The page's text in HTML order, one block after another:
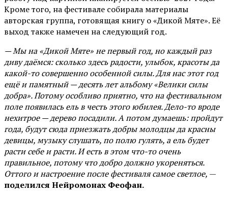
Кроме того, на фестивале собирала материалы
авторская группа, готовящая книгу о «Дикой Мяте». Её
выход также намечен на следующий год.
— Мы на «Дикой Мяте» не первый год, но каждый раз
диву даёмся: сколько здесь радости, улыбок, красоты да
какой-то совершенно особенной силы. Для нас этот год
ещё и памятный — десять лет альбому «Велики силы
добра». Потому особливо приятно, что на фестивальном
поле появилась ель в честь этого юбилея. Дело-то вроде
нехитрое — дерево посадили. А потом думаешь: пройдут
года, будут сюда приезжать добры молодцы да красны
девицы, музыку слушать, по полю гулять, а ель будет
расти себе и расти. И есть в этом что-то очень
правильное, потому что добро должно укореняться.
Оттого и настроение после фестиваля самое светлое, —
поделился Нейромонах Феофан.